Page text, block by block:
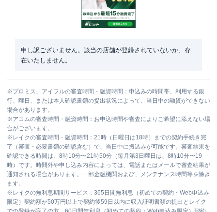
申し訳ございません。該当の店舗が登録されていないか、存
在いたしません。
※プロミス、アイフルの審査時間・融資時間：申込みの時間帯、利用する銀
行、曜日、または本人確認書類の提出状況によって、当日中の融資ができない
場合があります。
※アコムの審査時間・融資時間：お申込時間や審査によりご希望に添えない場
合がございます。
※ レイクの審査時間・融資時間：21時（日曜日は18時）までの契約手続き完
了（審査・必要書類の確認含む）で、当日中に振込みが可能です。審査結果を
確認できる時間は、8時10分〜21時50分（毎月第3日曜日は、8時10分〜19
時）です。時間外や申し込み内容によっては、電話またはメールで審査結果が
通知される場合があります。一部金融機関および、メンテナンス時間等を除き
ます。
※ レイクの無利息期間サービス：365日間無利息（初めての契約・Web申込み
限定）契約額が50万円以上で契約後59日以内に収入証明書類の提出とレイク